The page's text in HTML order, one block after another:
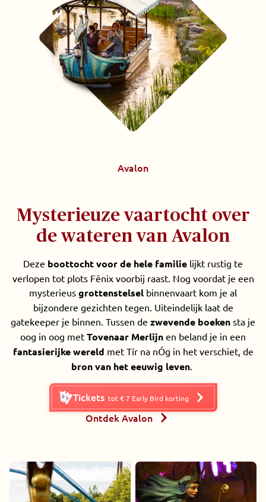
Avalon
Mysterieuze vaartocht over
de wateren van Avalon
Deze boottocht voor de hele familie lijkt rustig te
verlopen tot plots Fēnix voorbij raast. Nog voordat je een
mysterieus grottenstelsel binnenvaart kom je al
bijzondere gezichten tegen. Uiteindelijk laat de
gatekeeper je binnen. Tussen de zwevende boeken sta je
oog in oog met Tovenaar Merlijn en beland je in een
fantasierijke wereld met Tír na nÓg in het verschiet, de
bron van het eeuwig leven
Tickets tot € 7 Early Bird korting
Ontdek Avalon